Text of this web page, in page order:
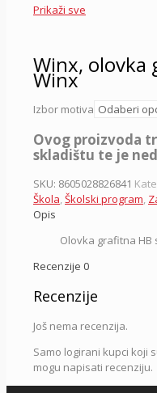
Prikaži sve
Winx, olovka
Winx
Izbor motiva
Ovog proizvoda
skladištu te je
SKU: 8605028826841
Škola,Školski program,
Opis
Olovka grafitna HB
Recenzije 0
Recenzije
Još nema recenzija.
Samo logirani kupci koji
mogu napisati recenziju.